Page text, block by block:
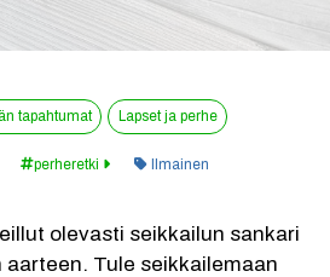
tapahtumat Lapset ja perhe
perheretki Kategoria:
Ilmainen
olevasti seikkailun sankari
Tule seikkailemaan